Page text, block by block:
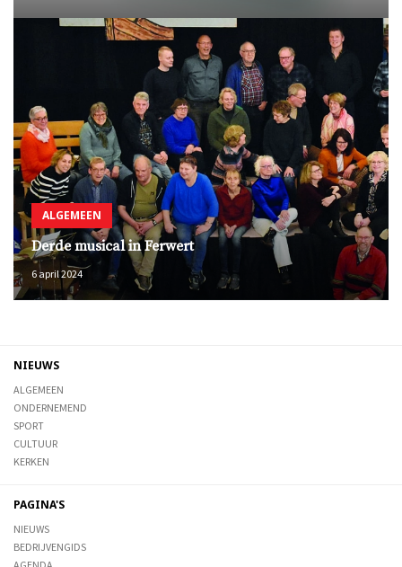
ALGEMEEN
Derde musical in Ferwert
6 april 2024
NIEUWS
ALGEMEEN
ONDERNEMEND
SPORT
CULTUUR
KERKEN
PAGINA'S
NIEUWS
BEDRIJVENGIDS